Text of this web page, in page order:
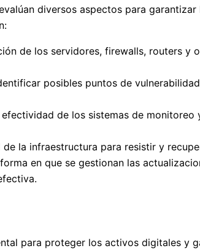
diversos aspectos para
de los servidores, firewalls, routers y
posibles puntos de
efectividad de los sistemas de
la infraestructura para resistir y
en que se gestionan las
para proteger los activos digitales y